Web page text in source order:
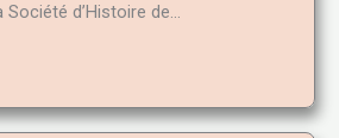
Société d’Histoire de…